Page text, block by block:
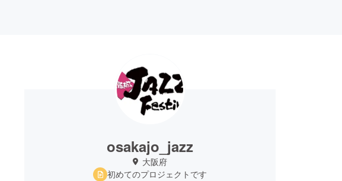
osakajo_jazz
大阪府
初めてのプロジェクトです